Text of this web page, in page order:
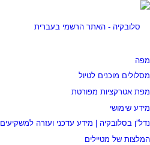
מפה
מסלולים מוכנים לטיול
מפת אטרקציות מפורטת
מידע שימושי
נדל”ן בסלובקיה | מידע עדכני ועזרה למשקיעים
המלצות של מטיילים